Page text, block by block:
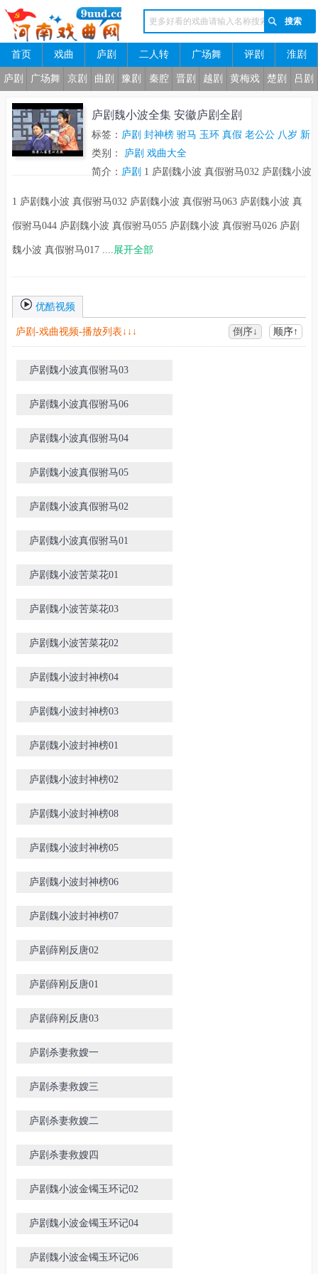
首页 戏曲 庐剧 二人转 广场舞 评剧 淮剧
庐剧 广场舞 京剧 曲剧 豫剧 秦腔 晋剧 越剧 黄梅戏 楚剧 吕剧
庐剧魏小波全集 安徽庐剧全剧
标签： 庐剧 封神榜 驸马 玉环 真假 老公公 八岁 新
娘 媳妇 豆腐 风流 半夜
飞
类别： 庐剧 戏曲大全
简介： 庐剧 1 庐剧魏小波 真假驸马032 庐剧魏小波
真假驸马055 庐剧魏小波 真假驸马026 庐剧魏小波
真假驸马017 庐剧魏小波 豆腐女风流记048 庐剧魏
小波 豆腐女风流记019 庐剧魏小波
1 庐剧魏小波 真假驸马032 庐剧魏小波 真假驸马063 庐剧魏小波 真
假驸马044 庐剧魏小波 真假驸马055 庐剧魏小波 真假驸马026 庐剧
魏小波 真假驸马017 ....展开全部
优酷视频
庐剧-戏曲视频-播放列表↓↓↓ 倒序↓ 顺序↑
庐剧魏小波真假驸马03
庐剧魏小波真假驸马06
庐剧魏小波真假驸马04
庐剧魏小波真假驸马05
庐剧魏小波真假驸马02
庐剧魏小波真假驸马01
庐剧魏小波苦菜花01
庐剧魏小波苦菜花03
庐剧魏小波苦菜花02
庐剧魏小波封神榜04
庐剧魏小波封神榜03
庐剧魏小波封神榜01
庐剧魏小波封神榜02
庐剧魏小波封神榜08
庐剧魏小波封神榜05
庐剧魏小波封神榜06
庐剧魏小波封神榜07
庐剧薛刚反唐02
庐剧薛刚反唐01
庐剧薛刚反唐03
庐剧杀妻救嫂一
庐剧杀妻救嫂三
庐剧杀妻救嫂二
庐剧杀妻救嫂四
庐剧魏小波金镯玉环记02
庐剧魏小波金镯玉环记04
庐剧魏小波金镯玉环记06